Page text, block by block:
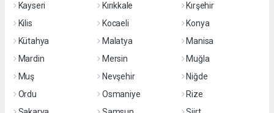
Kayseri
Kırıkkale
Kırşehir
Kilis
Kocaeli
Konya
Kütahya
Malatya
Manisa
Mardin
Mersin
Muğla
Muş
Nevşehir
Niğde
Ordu
Osmaniye
Rize